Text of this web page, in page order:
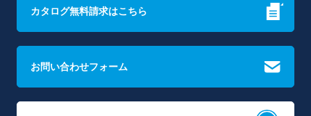
カタログ無料請求はこちら
お問い合わせフォーム